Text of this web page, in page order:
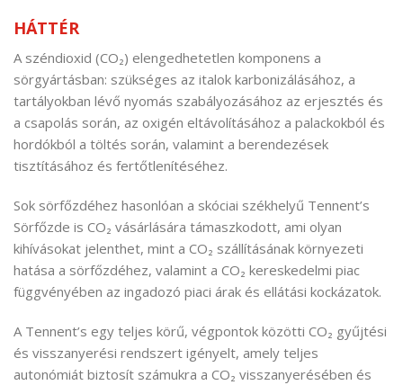
HÁTTÉR
A széndioxid (CO₂) elengedhetetlen komponens a
sörgyártásban: szükséges az italok karbonizálásához, a
tartályokban lévő nyomás szabályozásához az erjesztés és
a csapolás során, az oxigén eltávolításához a palackokból és
hordókból a töltés során, valamint a berendezések
tisztításához és fertőtlenítéséhez.
Sok sörfőzdéhez hasonlóan a skóciai székhelyű Tennent’s
Sörfőzde is CO₂ vásárlására támaszkodott, ami olyan
kihívásokat jelenthet, mint a CO₂ szállításának környezeti
hatása a sörfőzdéhez, valamint a CO₂ kereskedelmi piac
függvényében az ingadozó piaci árak és ellátási kockázatok.
A Tennent’s egy teljes körű, végpontok közötti CO₂ gyűjtési
és visszanyerési rendszert igényelt, amely teljes
autonómiát biztosít számukra a CO₂ visszanyerésében és